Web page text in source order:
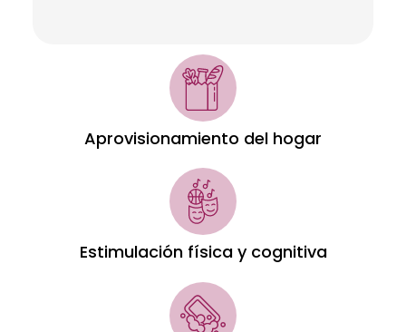
Aprovisionamiento del hogar
Estimulación física y cognitiva